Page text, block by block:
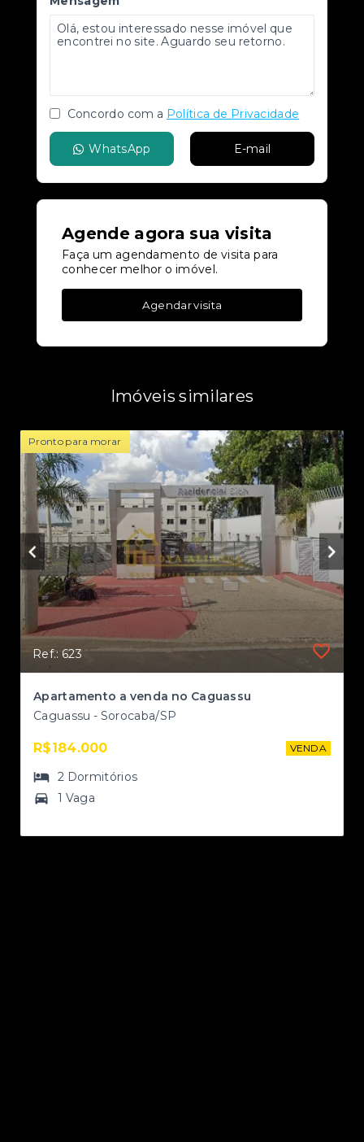
Concordo com a Política de Privacidade
WhatsApp E-mail
Agende agora sua visita
Faça um agendamento de visita para
conhecer melhor o imóvel.
Agendar visita
Imóveis similares
Pronto para morar
Ref.: 623
Apartamento a venda no Caguassu
Caguassu - Sorocaba/SP
R$184.000 VENDA
2 Dormitórios
1 Vaga